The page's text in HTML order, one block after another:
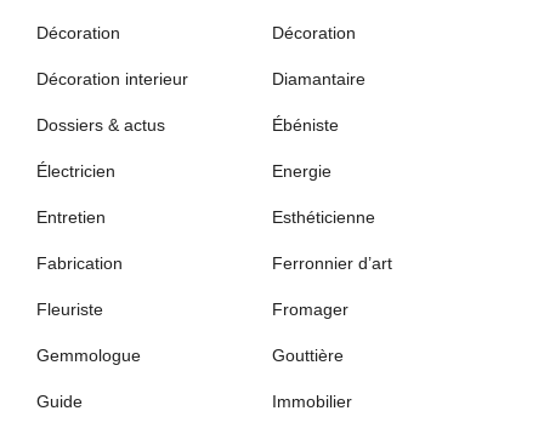
Décoration Décoration
Décoration interieur Diamantaire
Dossiers & actus Ébéniste
Électricien Energie
Entretien Esthéticienne
Fabrication Ferronnier d’art
Fleuriste Fromager
Gemmologue Gouttière
Guide Immobilier